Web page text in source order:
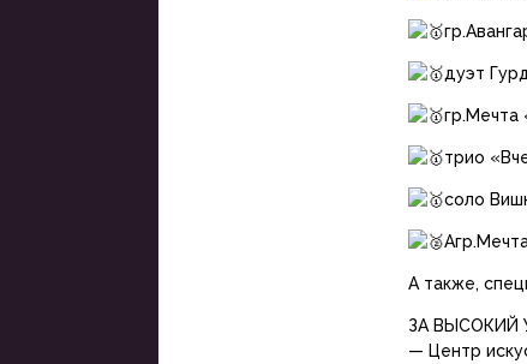
дуэт
гр.Мечта
трио
соло
А также,
ЗА ВЫСОКИЙ
— Центр